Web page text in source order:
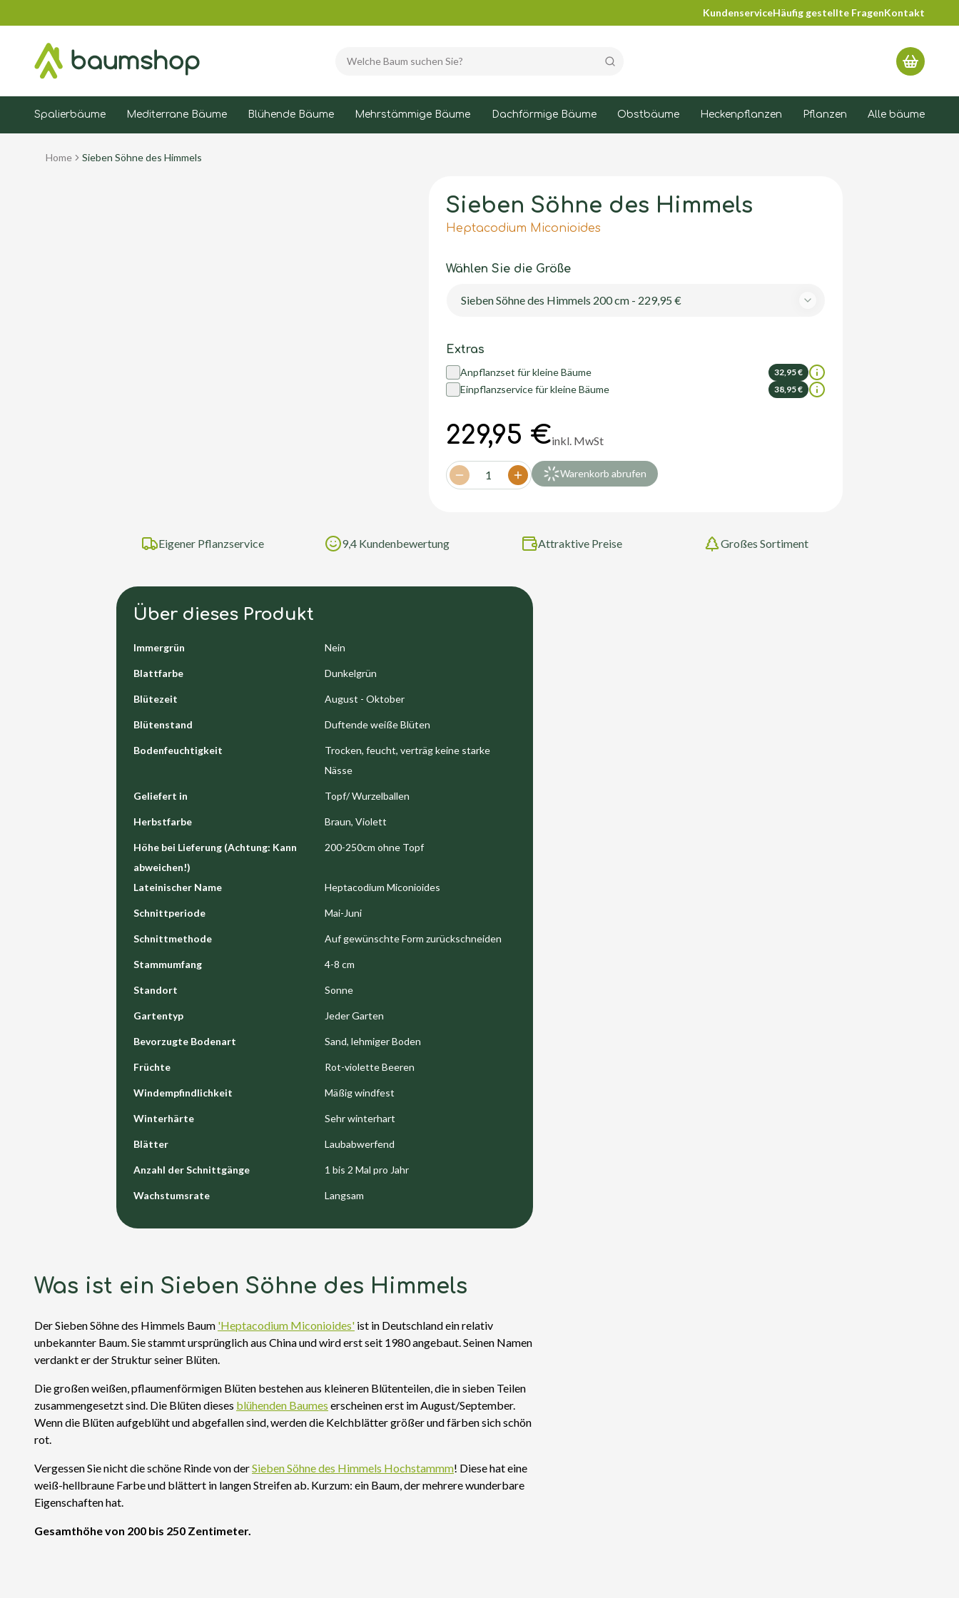
KundenserviceHäufig gestellte FragenKontakt
Spalierbäume Mediterrane Bäume Blühende Bäume Mehrstämmige Bäume Dachförmige Bäume Obstbäume Heckenpflanzen Pflanzen Alle bäume
Home Sieben Söhne des Himmels
Sieben Söhne des Himmels
Heptacodium Miconioides
Wählen Sie die Größe
Sieben Söhne des Himmels 200 cm - 229,95 €
Extras
Anpflanzset für kleine Bäume 32,95 €
Einpflanzservice für kleine Bäume 38,95 €
229,95 €inkl. MwSt
Decrease quantity
1 Increase quantity
Warenkorb abrufen
Eigener Pflanzservice 9,4 Kundenbewertung Attraktive Preise Großes Sortiment
Über dieses Produkt
Immergrün Nein
Blattfarbe Dunkelgrün
Blütezeit August - Oktober
Blütenstand Duftende weiße Blüten
Bodenfeuchtigkeit
Trocken, feucht, verträg keine starke
Nässe
Geliefert in Topf/ Wurzelballen
Herbstfarbe Braun, Violett
Höhe bei Lieferung (Achtung: Kann
abweichen!)
200-250cm ohne Topf
Lateinischer Name Heptacodium Miconioides
Schnittperiode Mai-Juni
Schnittmethode Auf gewünschte Form zurückschneiden
Stammumfang 4-8 cm
Standort Sonne
Gartentyp Jeder Garten
Bevorzugte Bodenart Sand, lehmiger Boden
Früchte Rot-violette Beeren
Windempfindlichkeit Mäßig windfest
Winterhärte Sehr winterhart
Blätter Laubabwerfend
Anzahl der Schnittgänge 1 bis 2 Mal pro Jahr
Wachstumsrate Langsam
Was ist ein Sieben Söhne des Himmels
Der Sieben Söhne des Himmels Baum 'Heptacodium Miconioides' ist in Deutschland ein relativ
unbekannter Baum. Sie stammt ursprünglich aus China und wird erst seit 1980 angebaut. Seinen Namen
verdankt er der Struktur seiner Blüten.
Die großen weißen, pflaumenförmigen Blüten bestehen aus kleineren Blütenteilen, die in sieben Teilen
zusammengesetzt sind. Die Blüten dieses blühenden Baumes erscheinen erst im August/September.
Wenn die Blüten aufgeblüht und abgefallen sind, werden die Kelchblätter größer und färben sich schön
rot.
Vergessen Sie nicht die schöne Rinde von derSieben Söhne des Himmels Hochstammm! Diese hat eine
weiß-hellbraune Farbe und blättert in langen Streifen ab. Kurzum: ein Baum, der mehrere wunderbare
Eigenschaften hat.
Gesamthöhe von 200 bis 250 Zentimeter.